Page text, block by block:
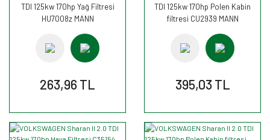
TDI 125kw 170hp Yağ Filtresi
HU7008z MANN
263,96 TL
TDI 125kw 170hp Polen Kabin
filtresi CU2939 MANN
395,03 TL